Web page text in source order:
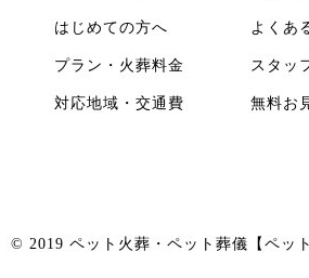
はじめての方へ
プラン・火葬料金
対応地域・交通費
よくあ
スタッ
無料お
© 2019 ペット火葬・ペット葬儀【ペッ